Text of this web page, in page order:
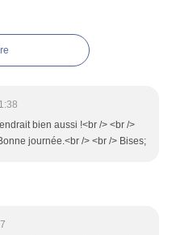
bien aussi !<br /> <br />
journée.<br /> <br /> Bises;